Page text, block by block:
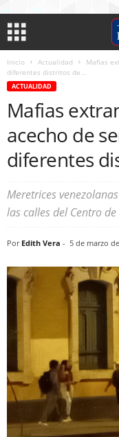
Inicio Actualidad
Mafias
diferentes distritos de...
ACTUALIDAD
Mafias
acecho de
diferentes
Meretrices
las calles del Centro
Por Edith Vera - 5 de marzo